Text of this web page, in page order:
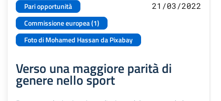
Pari opportunità
Commissione europea (1)
Foto di Mohamed Hassan da Pixabay
21/03/2022
Verso una maggiore parità di
genere nello sport